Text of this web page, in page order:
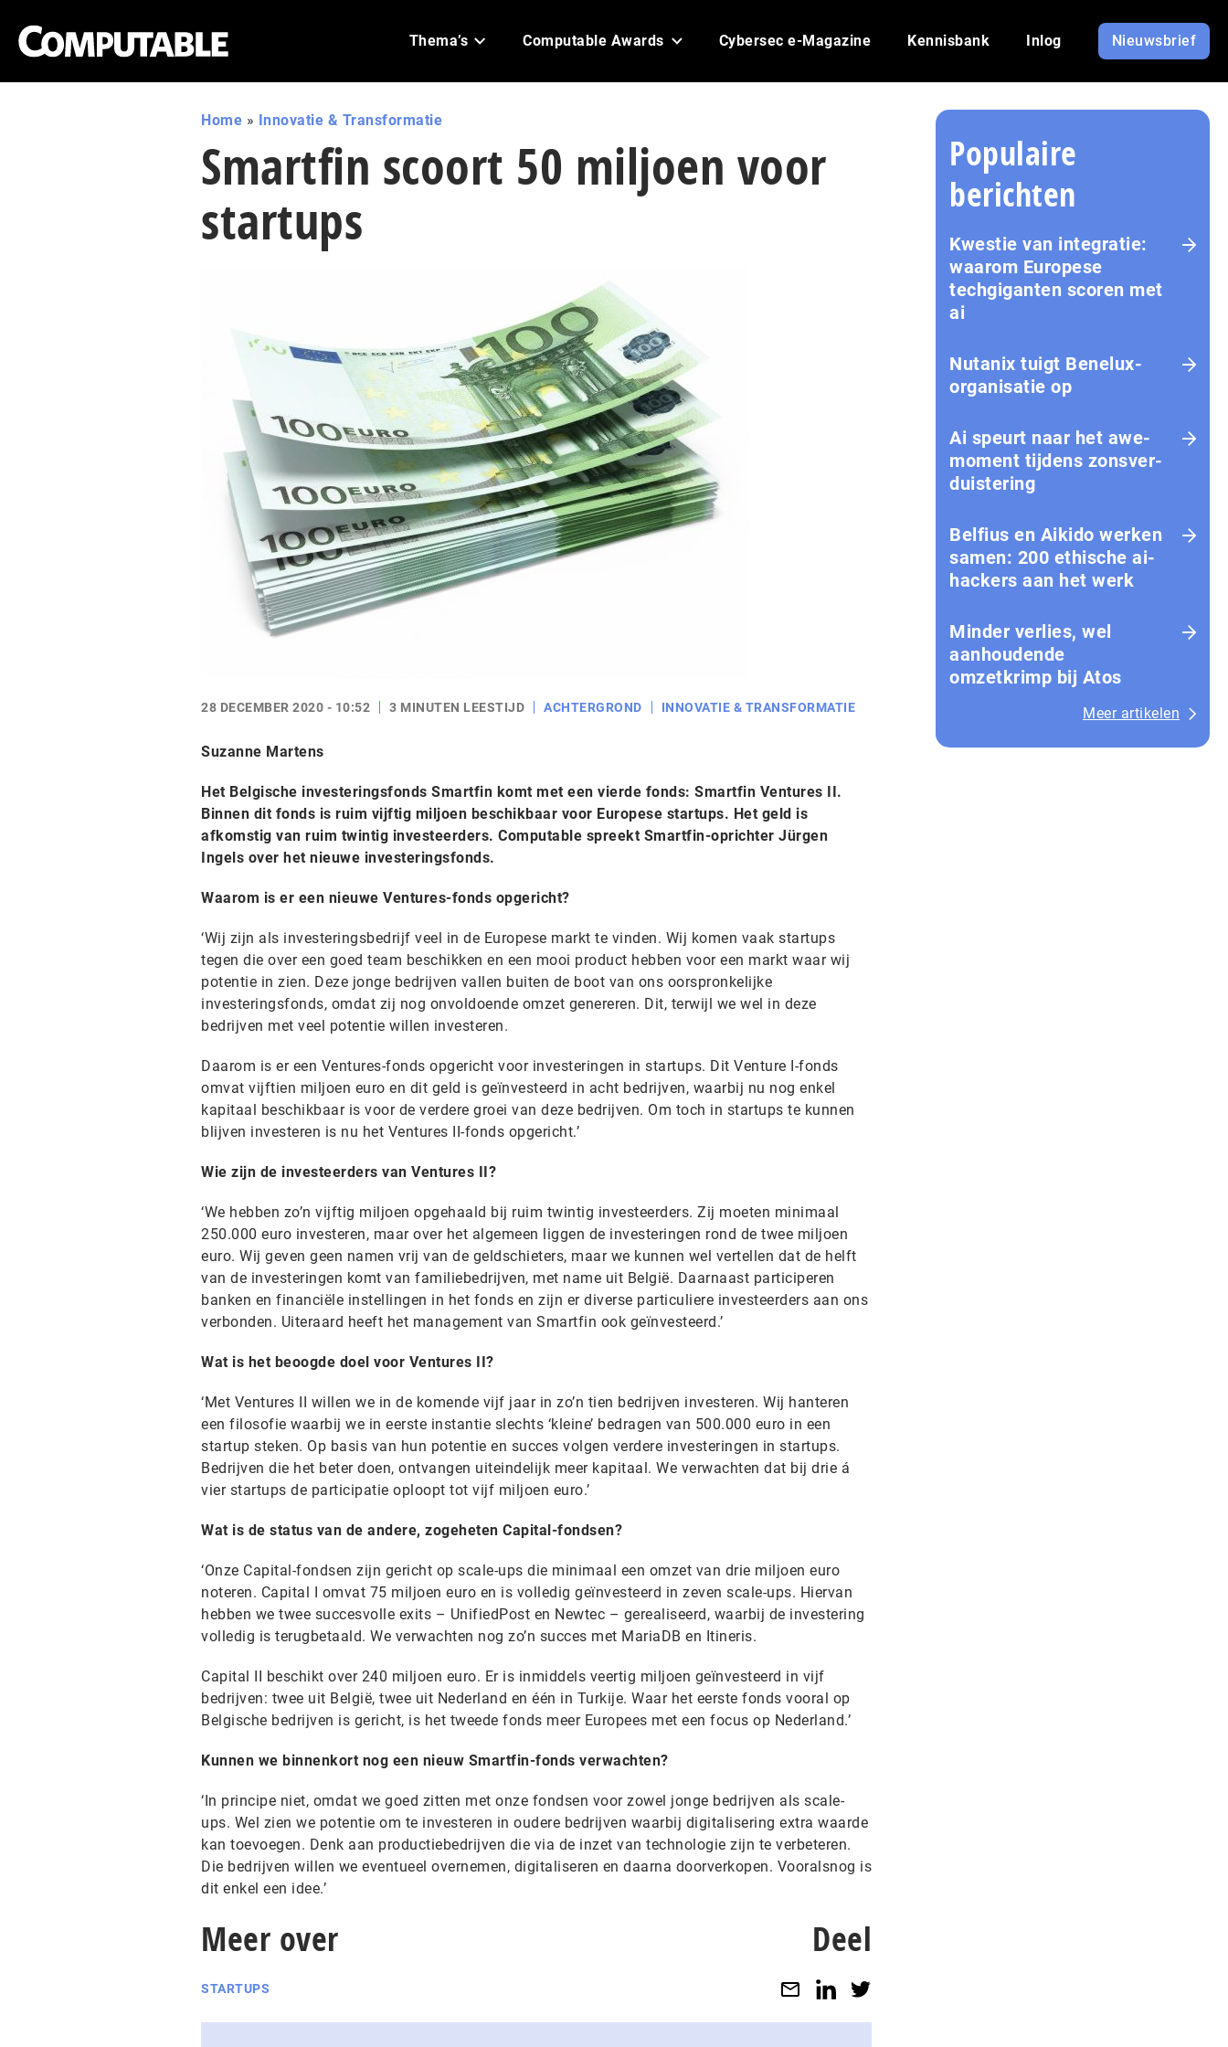
Thema’s Computable Awards Cybersec e-Magazine Kennisbank Inlog Nieuwsbrief
Home » Innovatie & Transformatie
Smartfin scoort 50 miljoen voor
startups
28 DECEMBER 2020 - 10:52 3 MINUTEN LEESTIJD ACHTERGROND INNOVATIE & TRANSFORMATIE
Suzanne Martens
Het Belgische investeringsfonds Smartfin komt met een vierde fonds: Smartfin Ventures II.
Binnen dit fonds is ruim vijftig miljoen beschikbaar voor Europese startups. Het geld is
afkomstig van ruim twintig investeerders. Computable spreekt Smartfin-oprichter Jürgen
Ingels over het nieuwe investeringsfonds.
Waarom is er een nieuwe Ventures-fonds opgericht?
‘Wij zijn als investeringsbedrijf veel in de Europese markt te vinden. Wij komen vaak startups
tegen die over een goed team beschikken en een mooi product hebben voor een markt waar wij
potentie in zien. Deze jonge bedrijven vallen buiten de boot van ons oorspronkelijke
investeringsfonds, omdat zij nog onvoldoende omzet genereren. Dit, terwijl we wel in deze
bedrijven met veel potentie willen investeren.
Daarom is er een Ventures-fonds opgericht voor investeringen in startups. Dit Venture I-fonds
omvat vijftien miljoen euro en dit geld is geïnvesteerd in acht bedrijven, waarbij nu nog enkel
kapitaal beschikbaar is voor de verdere groei van deze bedrijven. Om toch in startups te kunnen
blijven investeren is nu het Ventures II-fonds opgericht.’
Wie zijn de investeerders van Ventures II?
‘We hebben zo’n vijftig miljoen opgehaald bij ruim twintig investeerders. Zij moeten minimaal
250.000 euro investeren, maar over het algemeen liggen de investeringen rond de twee miljoen
euro. Wij geven geen namen vrij van de geldschieters, maar we kunnen wel vertellen dat de helft
van de investeringen komt van familiebedrijven, met name uit België. Daarnaast participeren
banken en financiële instellingen in het fonds en zijn er diverse particuliere investeerders aan ons
verbonden. Uiteraard heeft het management van Smartfin ook geïnvesteerd.’
Wat is het beoogde doel voor Ventures II?
‘Met Ventures II willen we in de komende vijf jaar in zo’n tien bedrijven investeren. Wij hanteren
een filosofie waarbij we in eerste instantie slechts ‘kleine’ bedragen van 500.000 euro in een
startup steken. Op basis van hun potentie en succes volgen verdere investeringen in startups.
Bedrijven die het beter doen, ontvangen uiteindelijk meer kapitaal. We verwachten dat bij drie á
vier startups de participatie oploopt tot vijf miljoen euro.’
Wat is de status van de andere, zogeheten Capital-fondsen?
‘Onze Capital-fondsen zijn gericht op scale-ups die minimaal een omzet van drie miljoen euro
noteren. Capital I omvat 75 miljoen euro en is volledig geïnvesteerd in zeven scale-ups. Hiervan
hebben we twee succesvolle exits – UnifiedPost en Newtec – gerealiseerd, waarbij de investering
volledig is terugbetaald. We verwachten nog zo’n succes met MariaDB en Itineris.
Capital II beschikt over 240 miljoen euro. Er is inmiddels veertig miljoen geïnvesteerd in vijf
bedrijven: twee uit België, twee uit Nederland en één in Turkije. Waar het eerste fonds vooral op
Belgische bedrijven is gericht, is het tweede fonds meer Europees met een focus op Nederland.’
Kunnen we binnenkort nog een nieuw Smartfin-fonds verwachten?
‘In principe niet, omdat we goed zitten met onze fondsen voor zowel jonge bedrijven als scale-
ups. Wel zien we potentie om te investeren in oudere bedrijven waarbij digitalisering extra waarde
kan toevoegen. Denk aan productiebedrijven die via de inzet van technologie zijn te verbeteren.
Die bedrijven willen we eventueel overnemen, digitaliseren en daarna doorverkopen. Vooralsnog is
dit enkel een idee.’
Meer over
STARTUPS
Deel
Populaire
berichten
Kwestie van integratie:
waarom Europese
techgiganten scoren met
ai
Nutanix tuigt Benelux-
organisatie op
Ai speurt naar het awe-
moment tijdens zons­ver­
duis­te­ring
Belfius en Aikido werken
samen: 200 ethische ai-
hackers aan het werk
Minder verlies, wel
aanhoudende
omzetkrimp bij Atos
Meer artikelen